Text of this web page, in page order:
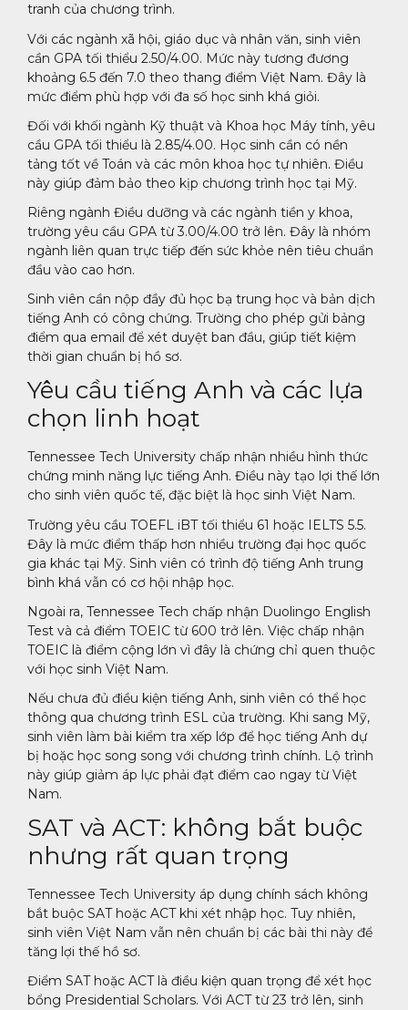
tranh của chương trình.
Với các ngành xã hội, giáo dục và nhân văn, sinh viên
cần GPA tối thiểu 2.50/4.00. Mức này tương đương
khoảng 6.5 đến 7.0 theo thang điểm Việt Nam. Đây là
mức điểm phù hợp với đa số học sinh khá giỏi.
Đối với khối ngành Kỹ thuật và Khoa học Máy tính, yêu
cầu GPA tối thiểu là 2.85/4.00. Học sinh cần có nền
tảng tốt về Toán và các môn khoa học tự nhiên. Điều
này giúp đảm bảo theo kịp chương trình học tại Mỹ.
Riêng ngành Điều dưỡng và các ngành tiền y khoa,
trường yêu cầu GPA từ 3.00/4.00 trở lên. Đây là nhóm
ngành liên quan trực tiếp đến sức khỏe nên tiêu chuẩn
đầu vào cao hơn.
Sinh viên cần nộp đầy đủ học bạ trung học và bản dịch
tiếng Anh có công chứng. Trường cho phép gửi bảng
điểm qua email để xét duyệt ban đầu, giúp tiết kiệm
thời gian chuẩn bị hồ sơ.
Yêu cầu tiếng Anh và các lựa
chọn linh hoạt
Tennessee Tech University chấp nhận nhiều hình thức
chứng minh năng lực tiếng Anh. Điều này tạo lợi thế lớn
cho sinh viên quốc tế, đặc biệt là học sinh Việt Nam.
Trường yêu cầu TOEFL iBT tối thiểu 61 hoặc IELTS 5.5.
Đây là mức điểm thấp hơn nhiều trường đại học quốc
gia khác tại Mỹ. Sinh viên có trình độ tiếng Anh trung
bình khá vẫn có cơ hội nhập học.
Ngoài ra, Tennessee Tech chấp nhận Duolingo English
Test và cả điểm TOEIC từ 600 trở lên. Việc chấp nhận
TOEIC là điểm cộng lớn vì đây là chứng chỉ quen thuộc
với học sinh Việt Nam.
Nếu chưa đủ điều kiện tiếng Anh, sinh viên có thể học
thông qua chương trình ESL của trường. Khi sang Mỹ,
sinh viên làm bài kiểm tra xếp lớp để học tiếng Anh dự
bị hoặc học song song với chương trình chính. Lộ trình
này giúp giảm áp lực phải đạt điểm cao ngay từ Việt
Nam.
SAT và ACT: không bắt buộc
nhưng rất quan trọng
Tennessee Tech University áp dụng chính sách không
bắt buộc SAT hoặc ACT khi xét nhập học. Tuy nhiên,
sinh viên Việt Nam vẫn nên chuẩn bị các bài thi này để
tăng lợi thế hồ sơ.
Điểm SAT hoặc ACT là điều kiện quan trọng để xét học
bổng Presidential Scholars. Với ACT từ 23 trở lên, sinh